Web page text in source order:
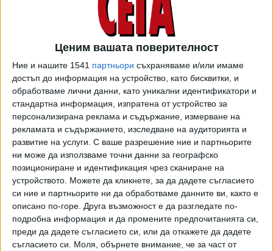
Ценим вашата поверителност
Ние и нашите 1541 партньори съхраняваме и/или имаме
достъп до информация на устройство, като бисквитки, и
обработваме лични данни, като уникални идентификатори и
стандартна информация, изпратена от устройство за
персонализирана реклама и съдържание, измерване на
рекламата и съдържанието, изследване на аудиторията и
развитие на услуги. С ваше разрешение ние и партньорите
ни може да използваме точни данни за географско
позициониране и идентификация чрез сканиране на
устройството. Можете да кликнете, за да дадете съгласието
си ние и партньорите ни да обработваме данните ви, както е
описано по-горе. Друга възможност е да разгледате по-
подробна информация и да промените предпочитанията си,
преди да дадете съгласието си, или да откажете да дадете
съгласието си. Моля, обърнете внимание, че за част от
02 Апр. 2021
Първият хотел в Космоса стартира през
2027 г.
18 Март 2021
Методи Лалов: Спряхме незаконните камери
на хотел "Берлин"
06 Авг. 2020
Рухна хотел в Китай с десетки души под
карантина в него
08 Март 2020 Обновена